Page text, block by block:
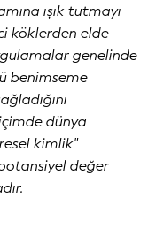
ışık tutmayı
köklerden elde
genelinde
benimseme
dünya
kimlik"
değer